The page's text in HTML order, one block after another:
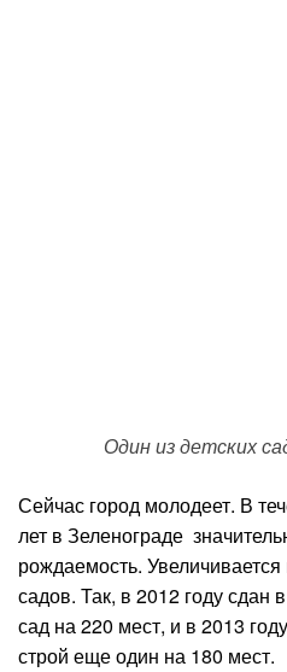
Один из детских
Сейчас город молодеет. В
лет в Зеленограде
рождаемость. Увеличивается
садов. Так, в 2012 году сдан
сад на 220 мест, и в 2013
строй еще один на 180 мест.